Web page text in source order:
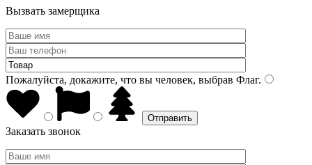
Вызвать замерщика
Пожалуйста, докажите, что вы человек, выбрав Флаг.
Заказать звонок